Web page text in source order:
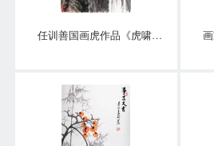
任训善国画虎作品《虎啸泉鸣》四尺整张真迹